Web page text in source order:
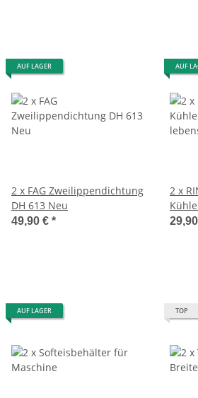
AUF LAGER
2 x FAG Zweilippendichtung
DH 613 Neu
49,90 € *
AUF
2 x
AUF LAGER TOP